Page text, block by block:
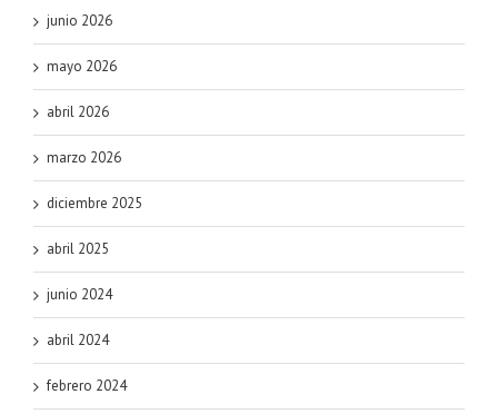
junio 2026
mayo 2026
abril 2026
marzo 2026
diciembre 2025
abril 2025
junio 2024
abril 2024
febrero 2024